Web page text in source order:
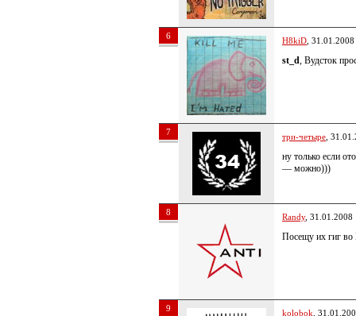
6 H8kiD ,
st_d, Вудсток
7 три-четыре ,
ну только если
— можно)))
8 Randy, 31.01.2008
Посещу их гиг во
9 kolobok ,